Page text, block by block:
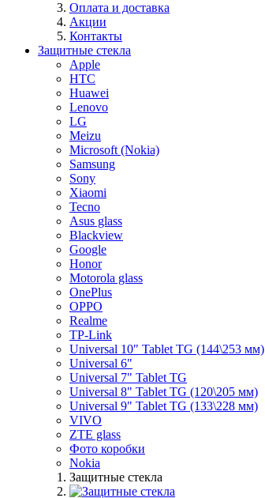
Оплата и доставка
Акции
Контакты
Защитные стекла
Apple
HTC
Huawei
Lenovo
LG
Meizu
Microsoft (Nokia)
Samsung
Sony
Xiaomi
Tecno
Asus glass
Blackview
Google
Honor
Motorola glass
OnePlus
OPPO
Realme
TP-Link
Universal 10" Tablet TG (144\253 мм)
Universal 6"
Universal 7" Tablet TG
Universal 8" Tablet TG (120\205 мм)
Universal 9" Tablet TG (133\228 мм)
VIVO
ZTE glass
Фото коробки
Nokia
Защитные стекла